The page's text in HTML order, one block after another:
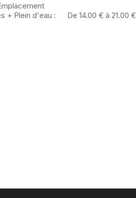
+ Plein d'eau :
De 14.00 € à 21.00 €